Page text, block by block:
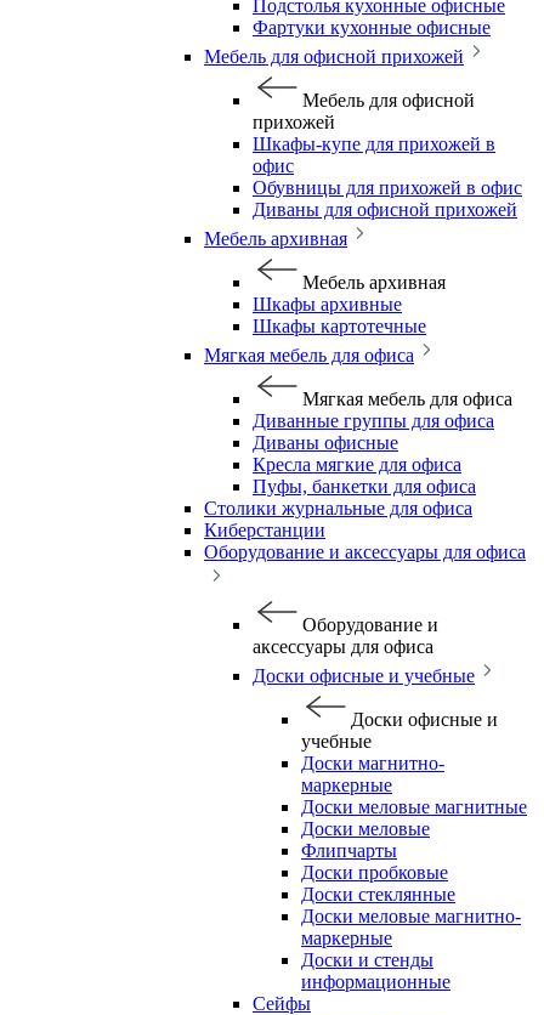
Подстолья кухонные офисные
Фартуки кухонные офисные
Мебель для офисной прихожей
Мебель для офисной
прихожей
Шкафы-купе для прихожей в
офис
Обувницы для прихожей в офис
Диваны для офисной прихожей
Мебель архивная
Мебель архивная
Шкафы архивные
Шкафы картотечные
Мягкая мебель для офиса
Мягкая мебель для офиса
Диванные группы для офиса
Диваны офисные
Кресла мягкие для офиса
Пуфы, банкетки для офиса
Столики журнальные для офиса
Киберстанции
Оборудование и аксессуары для офиса
Оборудование и
аксессуары для офиса
Доски офисные и учебные
Доски офисные и
учебные
Доски магнитно-
маркерные
Доски меловые магнитные
Доски меловые
Флипчарты
Доски пробковые
Доски стеклянные
Доски меловые магнитно-
маркерные
Доски и стенды
информационные
Сейфы